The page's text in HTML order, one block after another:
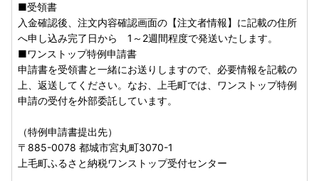
■受領書
入金確認後、注文内容確認画面の【注文者情報】に記載の住所
へ申し込み完了日から 1～2週間程度で発送いたします。
■ワンストップ特例申請書
申請書を受領書と一緒にお送りしますので、必要情報を記載の
上、返送してください。なお、上毛町では、ワンストップ特例
申請の受付を外部委託しています。
（特例申請書提出先）
〒885-0078 都城市宮丸町3070-1
上毛町ふるさと納税ワンストップ受付センター